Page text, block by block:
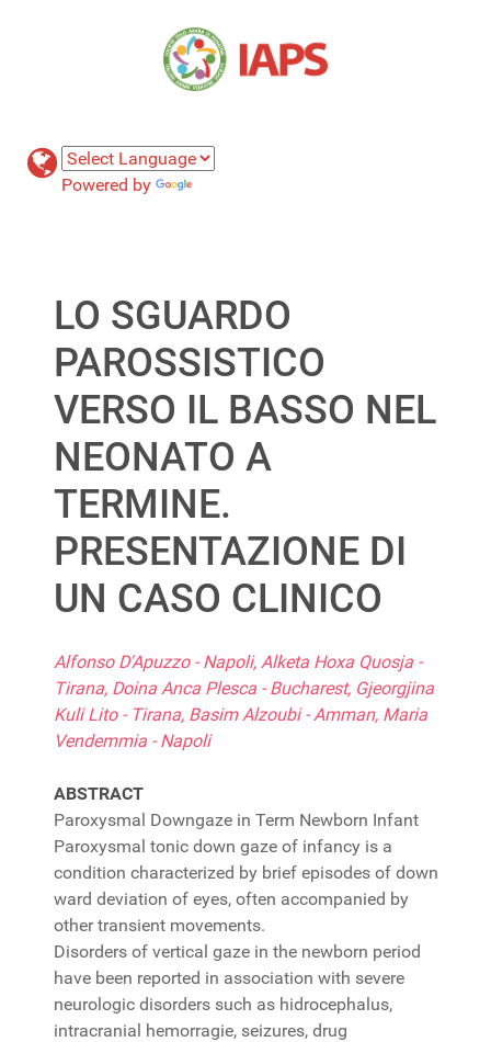
Powered by
LO SGUARDO
PAROSSISTICO
VERSO IL BASSO NEL
NEONATO A
TERMINE.
PRESENTAZIONE DI
UN CASO CLINICO
Alfonso D'Apuzzo - Napoli, Alketa Hoxa Quosja -
Tirana, Doina Anca Plesca - Bucharest, Gjeorgjina
Kuli Lito - Tirana, Basim Alzoubi - Amman, Maria
Vendemmia - Napoli
ABSTRACT
Paroxysmal Downgaze in Term Newborn Infant
Paroxysmal tonic down gaze of infancy is a
condition characterized by brief episodes of down
ward deviation of eyes, often accompanied by
other transient movements.
Disorders of vertical gaze in the newborn period
have been reported in association with severe
neurologic disorders such as hidrocephalus,
intracranial hemorragie, seizures, drug